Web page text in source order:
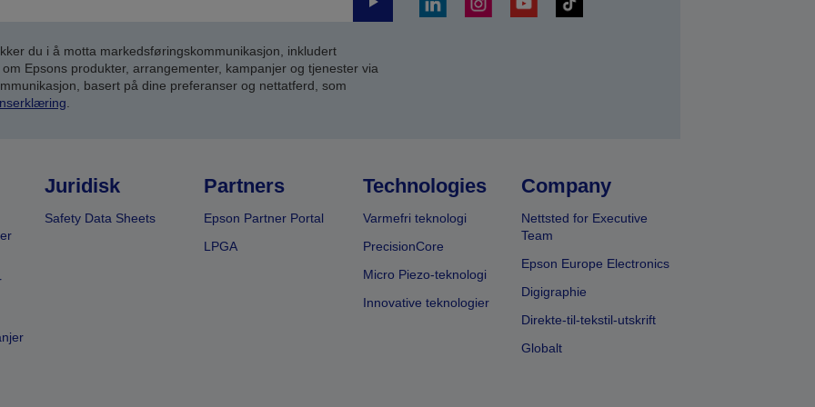
Send
du i å motta markedsføringskommunikasjon, inkludert
Epsons produkter, arrangementer, kampanjer og tjenester via
basert på dine preferanser og nettatferd, som
.
Juridisk
Safety Data Sheets
Partners
Epson Partner Portal
LPGA
Technologies
Varmefri teknologi
PrecisionCore
Micro Piezo-teknologi
Innovative teknologier
Company
Nettsted for Executive
Team
Epson Europe Electronics
Digigraphie
Direkte-til-tekstil-utskrift
Globalt